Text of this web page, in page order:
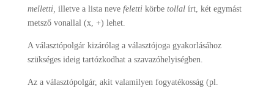
melletti, illetve a lista neve felettikörbe tollal írt, két egymást
metsző vonallal (x, +) lehet.
A választópolgár kizárólag a választójoga gyakorlásához
szükséges ideig tartózkodhat a szavazóhelyiségben.
Az a választópolgár, akit valamilyen fogyatékosság (pl.